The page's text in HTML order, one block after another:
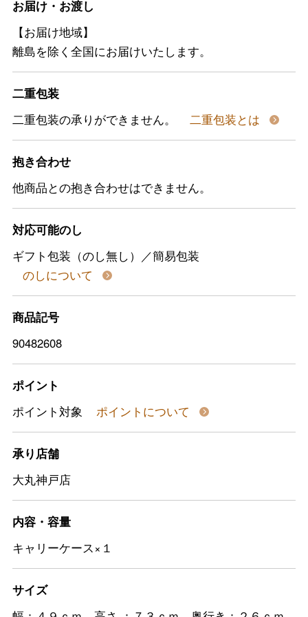
お届け・お渡し
【お届け地域】
離島を除く全国にお届けいたします。
二重包装
二重包装の承りができません。
二重包装とは
抱き合わせ
他商品との抱き合わせはできません。
対応可能のし
ギフト包装（のし無し）／簡易包装
のしについて
商品記号
90482608
ポイント
ポイント対象
ポイントについて
承り店舗
大丸神戸店
内容・容量
キャリーケース×１
サイズ